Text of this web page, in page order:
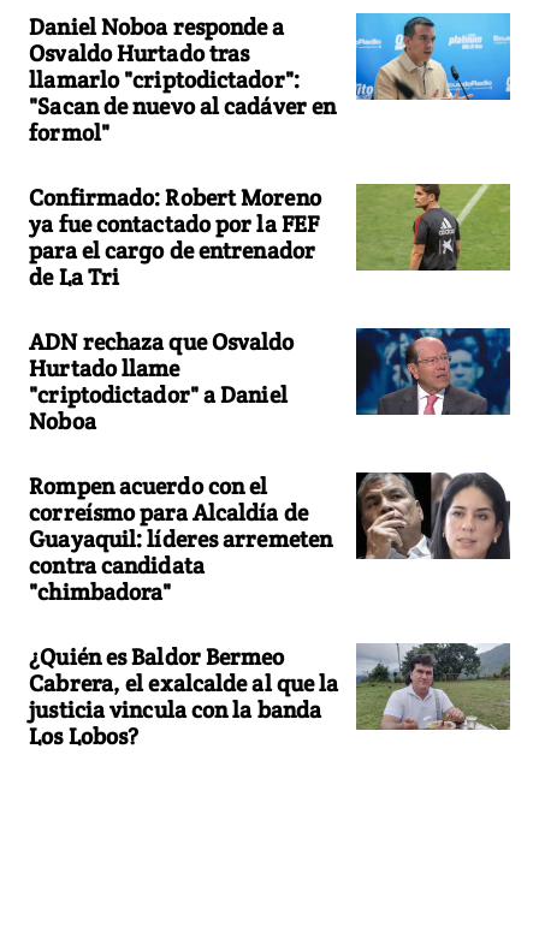
Daniel Noboa responde a
Osvaldo Hurtado tras
llamarlo "criptodictador":
"Sacan de nuevo al cadáver en
formol"
Confirmado: Robert Moreno
ya fue contactado por la FEF
para el cargo de entrenador
de La Tri
ADN rechaza que Osvaldo
Hurtado llame
"criptodictador" a Daniel
Noboa
Rompen acuerdo con el
correísmo para Alcaldía de
Guayaquil: líderes arremeten
contra candidata
"chimbadora"
¿Quién es Baldor Bermeo
Cabrera, el exalcalde al que la
justicia vincula con la banda
Los Lobos?